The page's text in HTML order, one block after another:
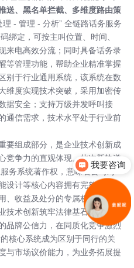
送、黑名单拦截、多维度路由策
- 管理 - 分析” 全链路话务服务
绑定，可按主叫位置、时间、
来电高效分流；同时具备话务录
等管理功能，帮助企业精准掌握
别于行业通用系统，该系统在数
维度实现技术突破，采用加密传
据安全；支持万级并发呼叫接
通信需求，技术水平处于行业前
要组成部分，是企业技术创新成
竞争力的直观体现。此次新轨道
务系统著作权，意味着公司对
设计等核心内容拥有完整的自主
收益及处分的专属权利，有效
术创新筑牢法律基石。同时，
品牌公信力，在同质化竞争激烈
核心系统成为区别于同行的关
与市场议价能力，为业务拓展提
我要咨询